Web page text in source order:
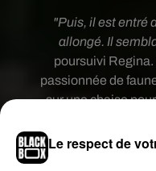
"Puis, il est entré
allongé. Il
poursuivi
passionnée de
sur une chaise
resté près d’une
Le respect de